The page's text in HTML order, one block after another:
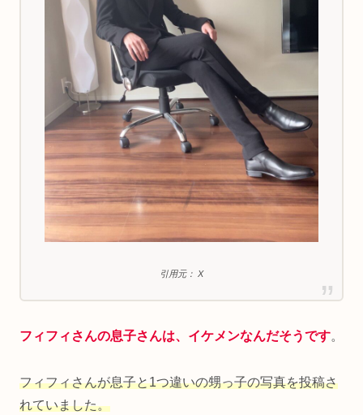
引用元： X
フィフィさんの息子さんは、イケメンなんだそうです。
フィフィさんが息子と1つ違いの甥っ子の写真を投稿さ
れていました。